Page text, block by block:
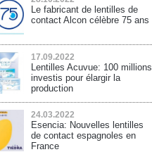
Le fabricant de lentilles de
contact Alcon célèbre 75 ans
17.09.2022
Lentilles Acuvue: 100 millions
investis pour élargir la
production
24.03.2022
Esencia: Nouvelles lentilles
de contact espagnoles en
France